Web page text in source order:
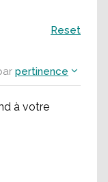
pertinence
à votre
Reset